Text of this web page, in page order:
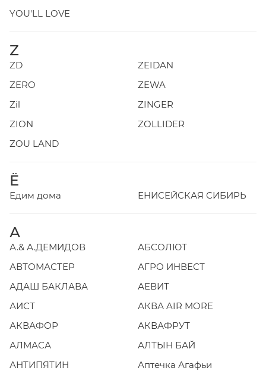
YOU'LL LOVE
Z
ZD
ZEIDAN
ZERO
ZEWA
Zil
ZINGER
ZION
ZOLLIDER
ZOU LAND
Ё
Едим дома ЕНИСЕЙСКАЯ СИБИРЬ
А
А.& А.ДЕМИДОВ
АБСОЛЮТ
АВТОМАСТЕР
АГРО ИНВЕСТ
АДАШ БАКЛАВА
АЕВИТ
АИСТ
АКВА AIR MORE
АКВАФОР
АКВАФРУТ
АЛМАСА
АЛТЫН БАЙ
АНТИПЯТИН
Аптечка Агафьи